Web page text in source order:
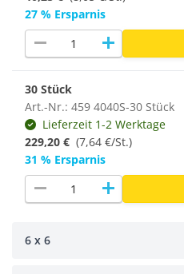
27 % Ersparnis
remove add
30 Stück
Art.-Nr.: 459 4040S-30 Stück
Lieferzeit 1-2 Werktage
229,20 € (7,64 €/St.)
31 % Ersparnis
remove add
6 x 6